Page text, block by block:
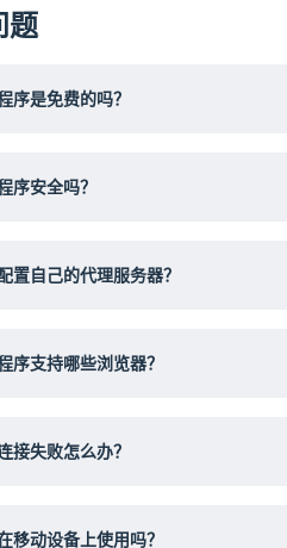
题
序是免费的吗？
序安全吗？
置自己的代理服务器？
序支持哪些浏览器？
接失败怎么办？
移动设备上使用吗？